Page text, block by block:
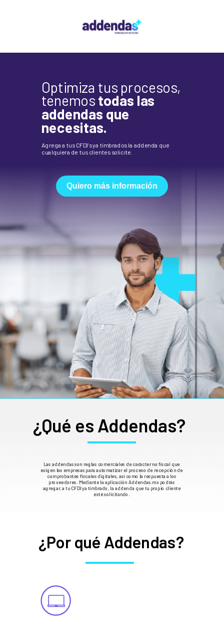
¿Qué es Addendas?
Quiero más información
¿Por qué Addendas?
Agrega a tus CFDI's ya timbrados la addenda que
cualquiera de tus clientes solicite.
Optimiza tus procesos,
tenemos todas las
addendas que
necesitas.
Las addendas son reglas comerciales de carácter no fiscal que
exigen las empresas para automatizar el proceso de recepción de
comprobantes fiscales digitales, así como la respuesta a los
proveedores. Mediante la aplicación Addendas.mx podrás
agregar, a tu CFDI ya timbrado, la addenda que tu propio cliente
esté solicitando.